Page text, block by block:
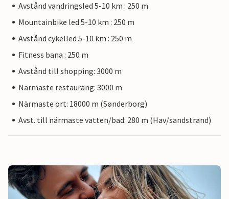
Avstånd vandringsled 5-10 km : 250 m
Mountainbike led 5-10 km : 250 m
Avstånd cykelled 5-10 km : 250 m
Fitness bana : 250 m
Avstånd till shopping: 3000 m
Närmaste restaurang: 3000 m
Närmaste ort: 18000 m (Sønderborg)
Avst. till närmaste vatten/bad: 280 m (Hav/sandstrand)